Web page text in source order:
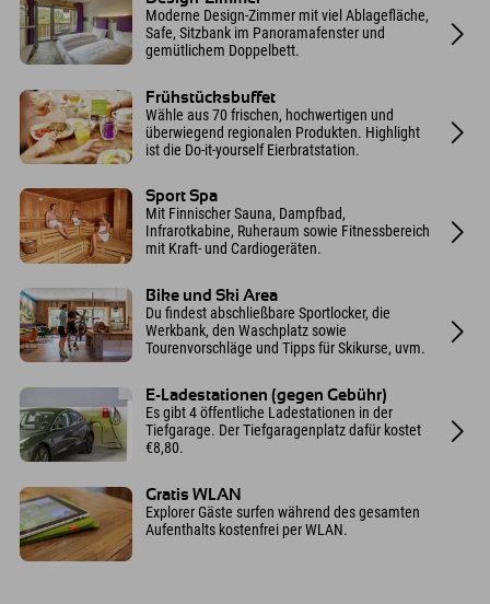
Moderne Design-Zimmer mit viel Ablagefläche,
Safe, Sitzbank im Panoramafenster und
gemütlichem Doppelbett.
Frühstücksbuffet
Wähle aus 70 frischen, hochwertigen und
überwiegend regionalen Produkten. Highlight
ist die Do-it-yourself Eierbratstation.
Sport Spa
Mit Finnischer Sauna, Dampfbad,
Infrarotkabine, Ruheraum sowie Fitnessbereich
mit Kraft- und Cardiogeräten.
Bike und Ski Area
Du findest abschließbare Sportlocker, die
Werkbank, den Waschplatz sowie
Tourenvorschläge und Tipps für Skikurse, uvm.
E-Ladestationen (gegen Gebühr)
Es gibt 4 öffentliche Ladestationen in der
Tiefgarage. Der Tiefgaragenplatz dafür kostet
€8,80.
Gratis WLAN
Explorer Gäste surfen während des gesamten
Aufenthalts kostenfrei per WLAN.